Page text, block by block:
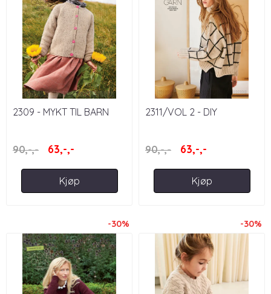
2309 - MYKT TIL BARN
90,-,- 63,-,-
Kjøp
2311/VOL 2 - DIY
90,-,- 63,-,-
Kjøp
-30% -30%